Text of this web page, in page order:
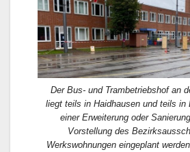
Der Bus- und Trambetriebshof an
liegt teils in Haidhausen und teils in
einer Erweiterung oder
Vorstellung des
Werkswohnungen eingeplant